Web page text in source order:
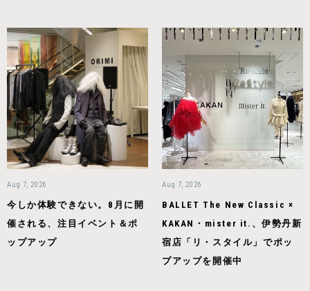
Aug 7, 2026
今しか体験できない。8月に開
催される、注目イベント＆ポ
ップアップ
Aug 7, 2026
BALLET The New Classic ×
KAKAN・mister it.、伊勢丹新
宿店「リ・スタイル」でポッ
プアップを開催中